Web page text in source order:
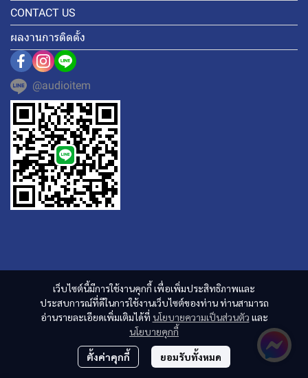
เว็บไซต์นี้มีการใช้งานคุกกี้ เพื่อเพิ่มประสิทธิภาพและ
ประสบการณ์ที่ดีในการใช้งานเว็บไซต์ของท่าน ท่านสามารถ
อ่านรายละเอียดเพิ่มเติมได้ที่ นโยบายความเป็นส่วนตัว และ
นโยบายคุกกี้
ตั้งค่าคุกกี้ ยอมรับทั้งหมด
CONTACT US
ผลงานการติดตั้ง
@audioitem